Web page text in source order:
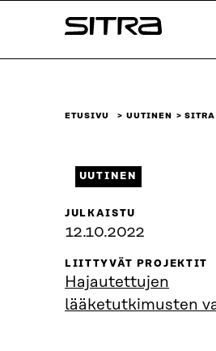
sisältöön
Sitra
ETUSIVU UUTINEN
UUTINEN
JULKAISTU
12.10.2022
LIITTYVÄT PROJEKTIT
Hajautettujen
lääketutkimusten